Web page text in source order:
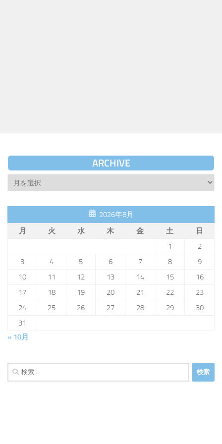
ARCHIVE
Archive
2026年8月
月
火 水 木 金 土
日
1
2
3
4 5 6 7 8
9
10
11 12 13 14 15
16
17
18 19 20 21 22
23
24
25 26 27 28 29
30
31
« 10月
検
索: